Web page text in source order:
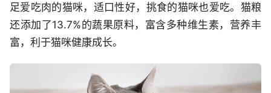
足爱吃肉的猫咪，适口性好，挑食的猫咪也爱吃。猫粮
还添加了13.7%的蔬果原料，富含多种维生素，营养丰
富，利于猫咪健康成长。